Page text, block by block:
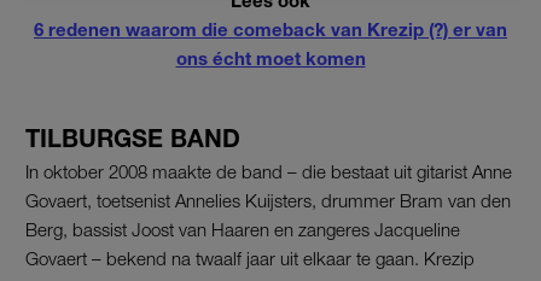
6 redenen waarom die comeback van Krezip (?) er van
ons écht moet komen
TILBURGSE BAND
In oktober 2008 maakte de band – die bestaat uit gitarist Anne
Govaert, toetsenist Annelies Kuijsters, drummer Bram van den
Berg, bassist Joost van Haaren en zangeres Jacqueline
Govaert – bekend na twaalf jaar uit elkaar te gaan. Krezip